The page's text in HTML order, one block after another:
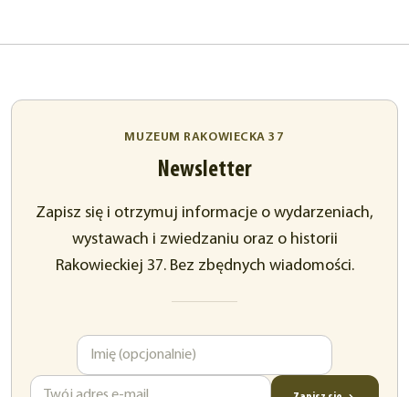
MUZEUM RAKOWIECKA 37
Newsletter
Zapisz się i otrzymuj informacje o wydarzeniach,
wystawach i zwiedzaniu oraz o historii
Rakowieckiej 37. Bez zbędnych wiadomości.